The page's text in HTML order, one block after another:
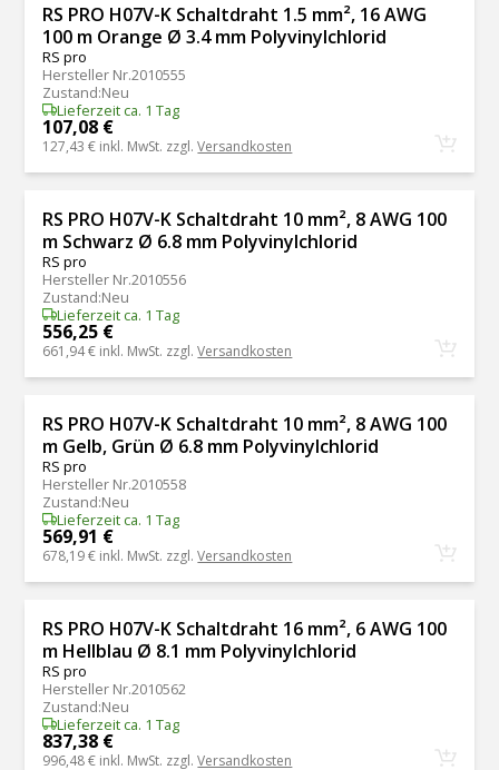
RS PRO H07V-K Schaltdraht 1.5 mm², 16 AWG
100 m Orange Ø 3.4 mm Polyvinylchlorid
RS pro
Hersteller Nr.2010555
Zustand:Neu
Lieferzeit ca. 1 Tag
107,08 €
127,43 € inkl. MwSt. zzgl.Versandkosten
RS PRO H07V-K Schaltdraht 10 mm², 8 AWG 100
m Schwarz Ø 6.8 mm Polyvinylchlorid
RS pro
Hersteller Nr.2010556
Zustand:Neu
Lieferzeit ca. 1 Tag
556,25 €
661,94 € inkl. MwSt. zzgl.Versandkosten
RS PRO H07V-K Schaltdraht 10 mm², 8 AWG 100
m Gelb, Grün Ø 6.8 mm Polyvinylchlorid
RS pro
Hersteller Nr.2010558
Zustand:Neu
Lieferzeit ca. 1 Tag
569,91 €
678,19 € inkl. MwSt. zzgl.Versandkosten
RS PRO H07V-K Schaltdraht 16 mm², 6 AWG 100
m Hellblau Ø 8.1 mm Polyvinylchlorid
RS pro
Hersteller Nr.2010562
Zustand:Neu
Lieferzeit ca. 1 Tag
837,38 €
996,48 € inkl. MwSt. zzgl.Versandkosten